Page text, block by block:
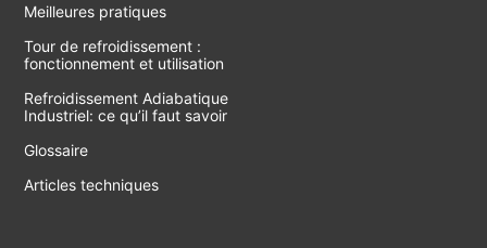
Meilleures pratiques
Tour de refroidissement :
fonctionnement et utilisation
Refroidissement Adiabatique
Industriel: ce qu’il faut savoir
Glossaire
Articles techniques